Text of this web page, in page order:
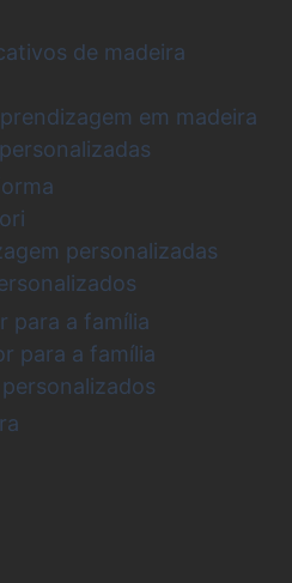
de madeira
em madeira
personalizadas
para a família
para a família